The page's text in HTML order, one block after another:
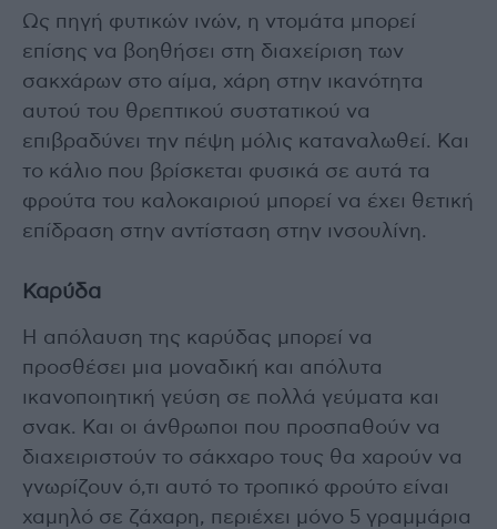
Ως πηγή φυτικών ινών, η ντομάτα μπορεί
επίσης να βοηθήσει στη διαχείριση των
σακχάρων στο αίμα, χάρη στην ικανότητα
αυτού του θρεπτικού συστατικού να
επιβραδύνει την πέψη μόλις καταναλωθεί. Και
το κάλιο που βρίσκεται φυσικά σε αυτά τα
φρούτα του καλοκαιριού μπορεί να έχει θετική
επίδραση στην αντίσταση στην ινσουλίνη.
Καρύδα
Η απόλαυση της καρύδας μπορεί να
προσθέσει μια μοναδική και απόλυτα
ικανοποιητική γεύση σε πολλά γεύματα και
σνακ. Και οι άνθρωποι που προσπαθούν να
διαχειριστούν το σάκχαρο τους θα χαρούν να
γνωρίζουν ό,τι αυτό το τροπικό φρούτο είναι
χαμηλό σε ζάχαρη, περιέχει μόνο 5 γραμμάρια